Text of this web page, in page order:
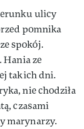
ulicy
pomnika
spokój.
ze
takich dni.
nie chodziła
czasami
marynarzy.